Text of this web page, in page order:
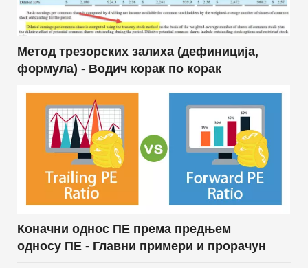
Метод трезорских залиха (дефиниција,
формула) - Водич корак по корак
Коначни однос ПЕ према предњем
односу ПЕ - Главни примери и прорачун